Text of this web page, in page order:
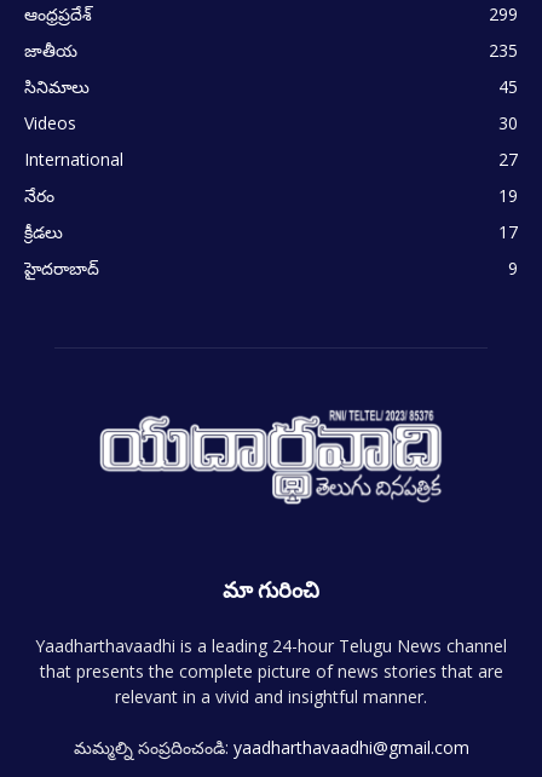
ఆంధ్రప్రదేశ్
299
జాతీయ
235
సినిమాలు
45
Videos
30
International
27
నేరం
19
క్రీడలు
17
హైదరాబాద్
9
మా గురించి
Yaadharthavaadhi is a leading 24-hour Telugu News channel
that presents the complete picture of news stories that are
relevant in a vivid and insightful manner.
మమ్మల్ని సంప్రదించండి: yaadharthavaadhi@gmail.com